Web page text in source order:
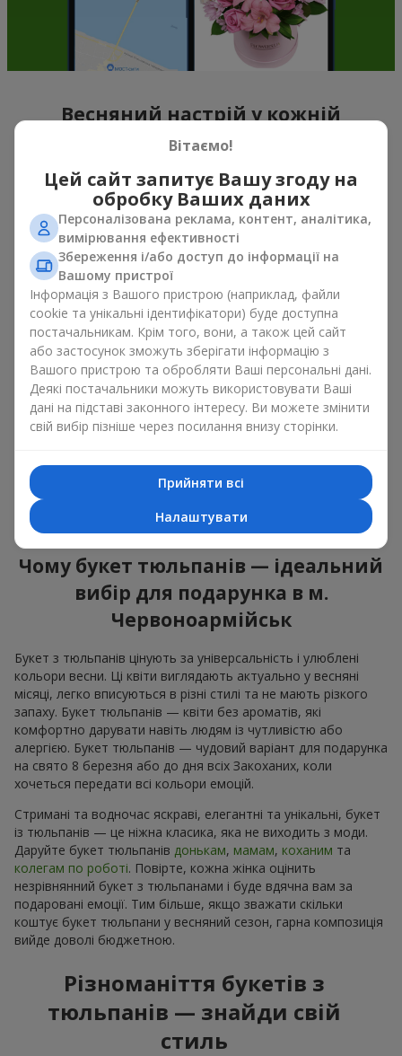
Весняний настрій у кожній
пелюстці
Якщо можна схарактеризувати весну назвою однієї квітки,
то це, беззаперечнобукет тюльпанів . Букет тюльпанів —
саме ті квіти, з яких починається весняний настрій. Ніжні та
тендітні, вони, не перевантажують простір, та можуть бути
подаровані, як до свята, так і просто на знак уваги. А якщо
порахувати скільки коштують тюльпани, то можна сказати,
що їх можна дарувати весною хоч кожного дня. Навіть
тюльпану руках вже створює відчуття тепла, а букет
тюльпанів легко перетворюється на теплі емоції в упаковці.
Саме тому весняні квіти тюльпани так часто обирають для
перших побачень, сімейних свят, знаків уваги без приводу.
Букет тюльпанів — весняна романтика, що асоціюється з
оновленням, щирістю та легкою радістю. У кожній пелюстці
— натуральна краса, у кожному стеблі — символ весни.
романтичному жесті, і в дружньому подарунку. Букет
тюльпанів не зобов'язує, але залишає після себе відчуття
радості та турботи. Саме тому букет квітів тюльпани — це
завжди влучний вибір в будь-якій життєвій ситуації.
Чому букет тюльпанів — ідеальний
вибір для подарунка в м.
Червоноармійськ
Букет з тюльпанів цінують за універсальність і улюблені
кольори весни. Ці квіти виглядають актуально у весняні
місяці, легко вписуються в різні стилі та не мають різкого
запаху. Букет тюльпанів — квіти без ароматів, які
комфортно дарувати навіть людям із чутливістю або
алергією. Букет тюльпанів — чудовий варіант для подарунка
на свято 8 березня або до дня всіх Закоханих, коли
хочеться передати всі кольори емоцій.
Стримані та водночас яскраві, елегантні та унікальні, букет
із тюльпанів — це ніжна класика, яка не виходить з моди.
Даруйте букет тюльпанів донькам, мамам, коханим та
колегам по роботі. Повірте, кожна жінка оцінить
незрівнянний букет з тюльпанами і буде вдячна вам за
подаровані емоції. Тим більше, якщо зважати скільки
коштує букет тюльпани у весняний сезон, гарна композиція
вийде доволі бюджетною.
Різноманіття букетів з
тюльпанів — знайди свій
стиль
Вітаємо!
Цей сайт запитує Вашу згоду на
обробку Ваших даних
Персоналізована реклама, контент, аналітика,
вимірювання ефективності
Збереження і/або доступ до інформації на
Вашому пристрої
Інформація з Вашого пристрою (наприклад, файли
cookie та унікальні ідентифікатори) буде доступна
постачальникам. Крім того, вони, а також цей сайт
або застосунок зможуть зберігати інформацію з
Вашого пристрою та обробляти Ваші персональні дані.
Деякі постачальники можуть використовувати Ваші
дані на підставі законного інтересу. Ви можете змінити
свій вибір пізніше через посилання внизу сторінки.
Прийняти всі
Налаштувати